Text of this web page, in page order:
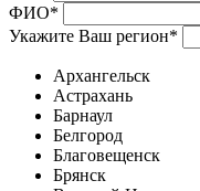
ФИО*
Укажите Ваш регион*
Архангельск
Астрахань
Барнаул
Белгород
Благовещенск
Брянск